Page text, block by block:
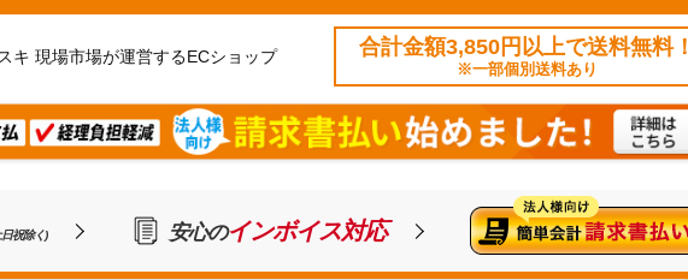
キ 現場市場が運営するECショップ 合計金額3,850円以上で送料無料！
※一部個別送料あり
祝除く) 安心のインボイス対応